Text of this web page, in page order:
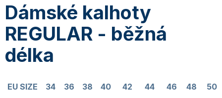
Dámské kalhoty
REGULAR - běžná
délka
EU SIZE 34 36 38 40 42 44 46 48
50